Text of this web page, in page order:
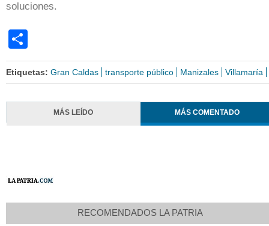
soluciones.
Etiquetas: Gran Caldas transporte público Manizales Villamaría
MÁS LEÍDO MÁS COMENTADO
RECOMENDADOS LA PATRIA